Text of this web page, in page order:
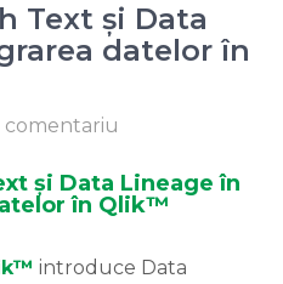
Text și Data
datelor în
comentariu
și Data Lineage în
în Qlik™
introduce Data